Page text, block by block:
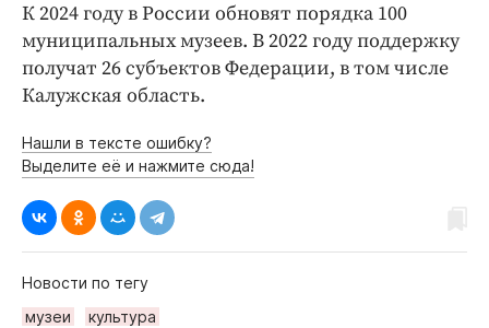
Работодатель года
К 2024 году в России обновят порядка 100
муниципальных музеев. В 2022 году поддержку
получат 26 субъектов Федерации, в том числе
Калужская область.
Нашли в тексте ошибку?
Выделите её и нажмите сюда!
Новости по тегу
музеи
культура